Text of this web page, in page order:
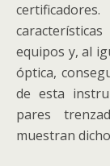
equipos y, al
óptica,
de esta
pares
muestran